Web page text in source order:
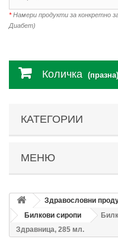
*Намери продукти за конкретно
Диабет)
Количка (празна)
КАТЕГОРИИ
МЕНЮ
Здравословни
Билкови сиропи
Здравница, 285 мл.